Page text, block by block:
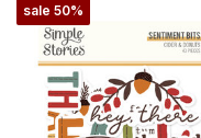
sale 50%